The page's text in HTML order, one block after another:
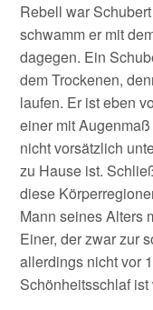
Rebell war
schwamm er mit
dagegen. Ein
dem Trockenen,
laufen. Er ist eben
einer mit
nicht vorsätzlich
zu Hause ist.
diese
Mann seines Alters
Einer, der zwar zur
allerdings nicht vor
Schönheitsschlaf ist